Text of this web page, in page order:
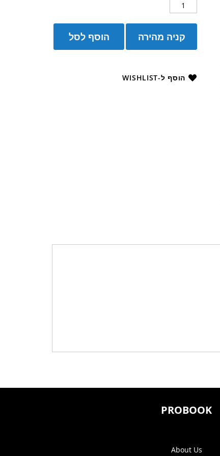
הוסף לסל קניה מהירה
הוסף ל-WISHLIST
PROBOOK
About Us